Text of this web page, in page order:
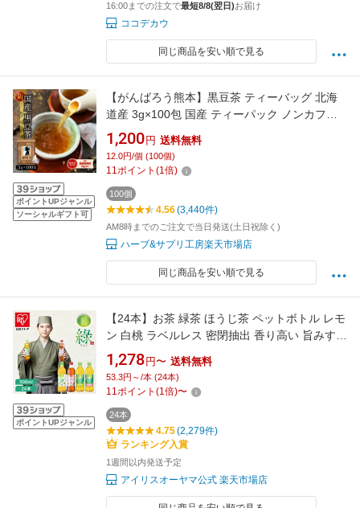
16:00までの注文で最短8/8(翌日)お届け
ココデカウ
同じ商品を安い順で見る
ポイントUPジャンル
ソーシャルギフト可
【がんばろう熊本】黒豆茶 ティーバッグ 北海
道産 3g×100包 国産 ティーパック ノンカフェ
イン 送料無料 水出し 黒豆 ノンカフェインティ
ー マタニティー お茶 黒まめ 黒マメ くろ豆茶
黒豆茶 八重撫子
1,200 円 送料無料
12.0円/個 (100個)
11ポイント (1倍)
100個
4.56(3,440件)
AM8時までのご注文で当日発送(土日祝除く)
ハーブ&サプリ工房楽天市場店
同じ商品を安い順で見る
ポイントUPジャンル
【24本】お茶 緑茶 ほうじ茶 ペットボトル レモ
ン 白桃 ラベルレス 密閉抽出 香り高い 旨みすっ
きり 緑 焙じ茶 アイリスオーヤマ アイリスフー
ズ *
1,278 円〜 送料無料
53.3円～/本 (24本)
11ポイント (1倍)〜
24本
4.75(2,279件)
ランキング入賞
1週間以内発送予定
アイリスオーヤマ公式 楽天市場店